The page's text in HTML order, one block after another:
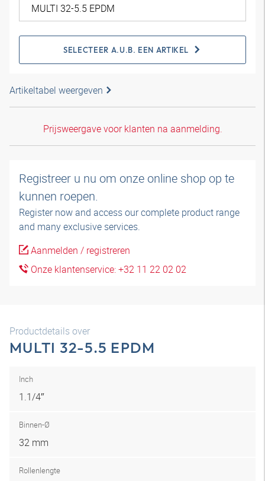
SELECTEER A.U.B. EEN ARTIKEL
Artikeltabel weergeven
Prijsweergave voor klanten na aanmelding.
Registreer u nu om onze online shop op te
kunnen roepen.
Register now and access our complete product range
and many exclusive services.
Aanmelden / registreren
Onze klantenservice: +32 11 22 02 02
Productdetails over
MULTI 32-5.5 EPDM
Inch
1.1/4″
Binnen-Ø
32 mm
Rollenlengte